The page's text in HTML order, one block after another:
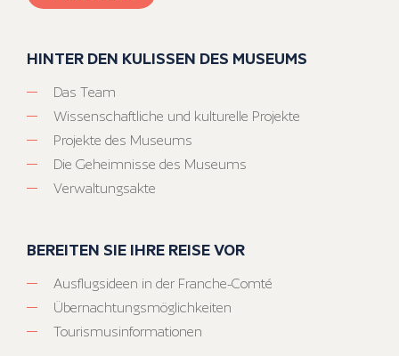
HINTER DEN KULISSEN DES MUSEUMS
Das Team
Wissenschaftliche und kulturelle Projekte
Projekte des Museums
Die Geheimnisse des Museums
Verwaltungsakte
BEREITEN SIE IHRE REISE VOR
Ausflugsideen in der Franche-Comté
Übernachtungsmöglichkeiten
Tourismusinformationen